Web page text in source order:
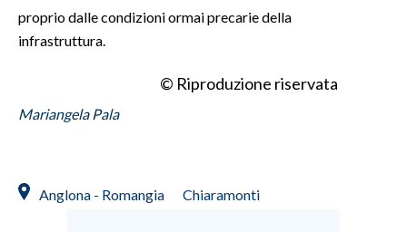
proprio dalle condizioni ormai precarie della
infrastruttura.
© Riproduzione riservata
Mariangela Pala
Anglona - Romangia Chiaramonti